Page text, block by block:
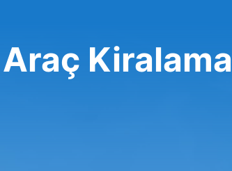
Kiralama